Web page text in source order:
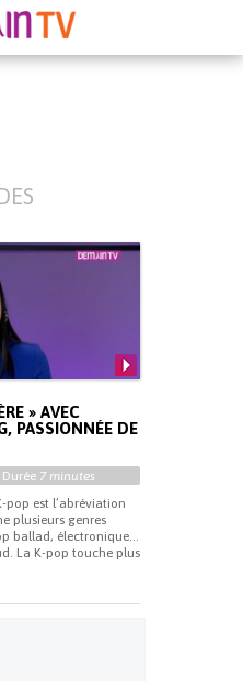
» AVEC
PASSIONNÉE DE
Durée 7 minutes
pop est l’abréviation
plusieurs genres
ballad, électronique…
La K-pop touche plus